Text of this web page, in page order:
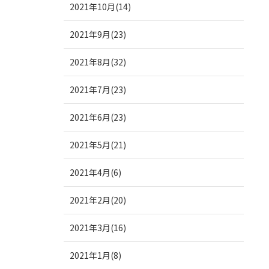
2021年10月(14)
2021年9月(23)
2021年8月(32)
2021年7月(23)
2021年6月(23)
2021年5月(21)
2021年4月(6)
2021年2月(20)
2021年3月(16)
2021年1月(8)